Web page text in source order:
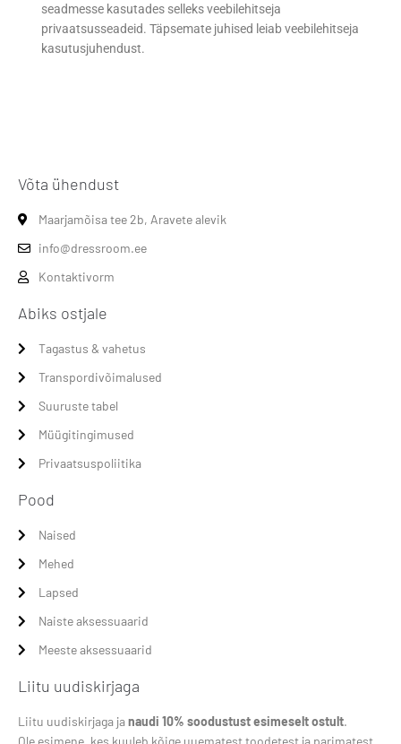
seadmesse kasutades selleks veebilehitseja
privaatsusseadeid. Täpsemate juhised leiab veebilehitseja
kasutusjuhendust.
Võta ühendust
Maarjamõisa tee 2b, Aravete alevik
info@dressroom.ee
Kontaktivorm
Abiks ostjale
Tagastus & vahetus
Transpordivõimalused
Suuruste tabel
Müügitingimused
Privaatsuspoliitika
Pood
Naised
Mehed
Lapsed
Naiste aksessuaarid
Meeste aksessuaarid
Liitu uudiskirjaga
Liitu uudiskirjaga janaudi 10% soodustust esimeselt ostult.
Ole esimene, kes kuuleb kõige uuematest toodetest ja parimatest